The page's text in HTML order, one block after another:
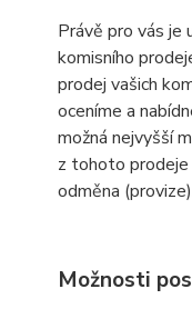
Právě pro vás je
komisního
prodej vašich
oceníme a
možná nejvyšší
z tohoto
odměna
Možnosti